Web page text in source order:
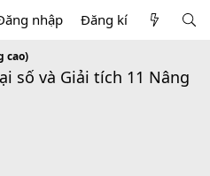
nhập Đăng kí
cao)
số và Giải tích 11 Nâng